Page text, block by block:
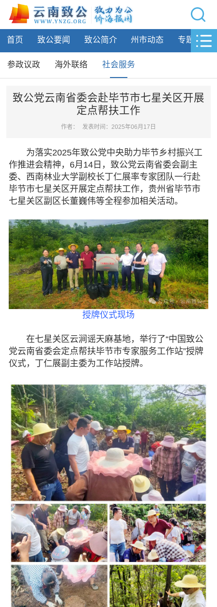
网站导航
首页
致公要闻
州市动态
履行职责
参政议政
海外联络
社会服务
自身建设
致公风采
专委会
书香机关
图片欣赏
联系我们
媒体报道
脱贫攻坚
侨海动态
七彩云南
首页 致公要闻 致公简介 州市动态 专题活动
参政议政 海外联络 社会服务
致公党云南省委会赴毕节市七星关区开展
定点帮扶工作
作者： 发表时间：2025年06月17日
为落实2025年致公党中央助力毕节乡村振兴工
作推进会精神，6月14日，致公党云南省委会副主
委、西南林业大学副校长丁仁展率专家团队一行赴
毕节市七星关区开展定点帮扶工作，贵州省毕节市
七星关区副区长董巍伟等全程参加相关活动。
授牌仪式现场
在七星关区云涧谣天麻基地，举行了“中国致公
党云南省委会定点帮扶毕节市专家服务工作站”授牌
仪式，丁仁展副主委为工作站授牌。